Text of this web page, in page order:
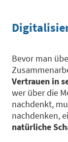
Bevor man
Vertrauen in
wer über die
nachdenkt,
nachdenken,
natürliche